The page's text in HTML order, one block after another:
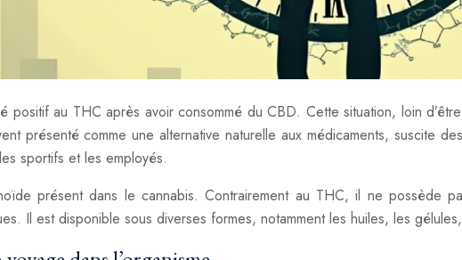
positif au THC après avoir consommé du CBD. Cette situation, loin
présenté comme une alternative naturelle aux médicaments, suscite
sportifs et les employés.
présent dans le cannabis. Contrairement au THC, il ne possède
Il est disponible sous diverses formes, notamment les huiles, les